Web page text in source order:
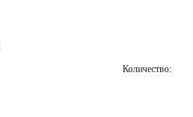
Количество: